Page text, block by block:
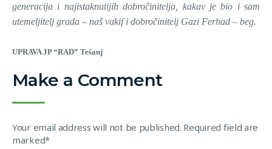
generacija i najistaknutijih dobročinitelja, kakav je bio i sam
utemeljitelj grada – naš vakif i dobročinitelj Gazi Ferhad – beg.
UPRAVA JP “RAD” Tešanj
Make a Comment
Your email address will not be published. Required field are
marked*